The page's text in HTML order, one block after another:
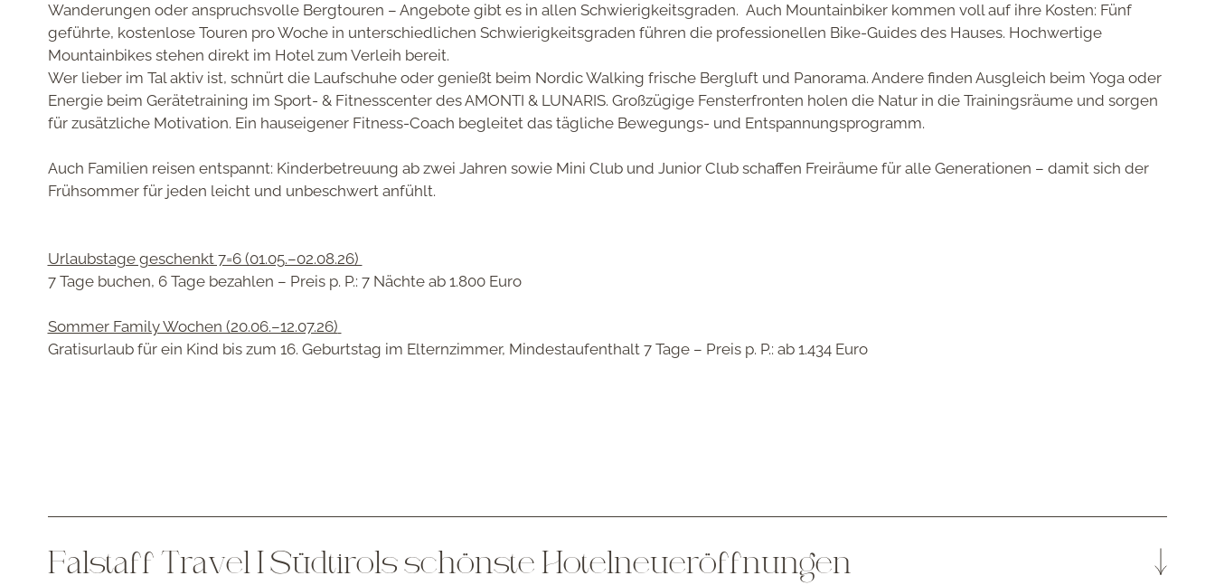
Wanderungen oder anspruchsvolle Bergtouren – Angebote gibt es in allen Schwierigkeitsgraden. Auch Mountainbikerkommen voll auf ihre Kosten: Fünf
geführte, kostenlose Touren pro Wochein unterschiedlichen Schwierigkeitsgraden führen die professionellen Bike-Guidesdes Hauses. Hochwertige
Mountainbikes stehen direkt im Hotel zum Verleih bereit.
Wer lieber im Tal aktiv ist, schnürt die Laufschuheoder genießt beim Nordic Walking frische Bergluft und Panorama. Andere finden Ausgleich beim Yogaoder
Energie beim Gerätetraining im Sport- & Fitnesscenterdes AMONTI & LUNARIS. Großzügige Fensterfronten holen die Natur in die Trainingsräume und sorgen
für zusätzliche Motivation. Ein hauseigener Fitness-Coach begleitet das tägliche Bewegungs- und Entspannungsprogramm.
Auch Familien reisen entspannt: Kinderbetreuung ab zwei Jahren sowie Mini Club und Junior Club schaffen Freiräume für alle Generationen – damit sich der
Frühsommer für jeden leicht und unbeschwert anfühlt.
Urlaubstage geschenkt 7=6 (01.05.–02.08.26)
7 Tage buchen, 6 Tage bezahlen – Preis p. P.: 7 Nächte ab 1.800 Euro
Sommer Family Wochen (20.06.–12.07.26)
Gratisurlaub für ein Kind bis zum 16. Geburtstag im Elternzimmer, Mindestaufenthalt 7 Tage – Preis p. P.: ab 1.434 Euro
Falstaff Travel I Südtirols schönste Hotelneueröffnungen